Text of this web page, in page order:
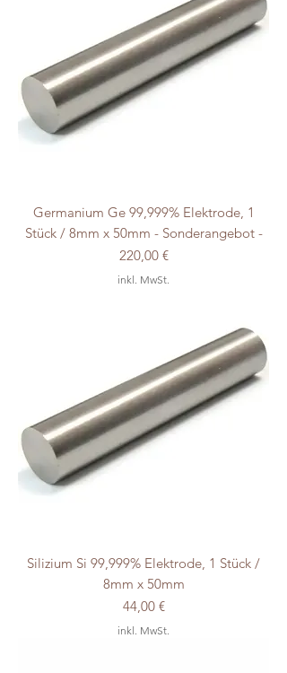
Germanium Ge 99,999% Elektrode, 1
Stück / 8mm x 50mm - Sonderangebot -
Preis
220,00 €
inkl. MwSt.
Silizium Si 99,999% Elektrode, 1 Stück /
8mm x 50mm
Preis
44,00 €
inkl. MwSt.